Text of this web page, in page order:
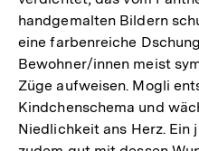
handgemalten Bildern
eine farbenreiche
Bewohner/innen meist
Züge aufweisen. Mogli
Kindchenschema und
Niedlichkeit ans Herz. Ein